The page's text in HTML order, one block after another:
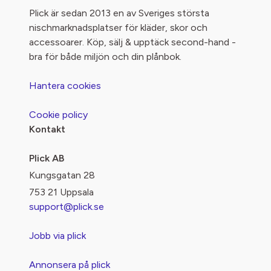
Plick är sedan 2013 en av Sveriges största
nischmarknadsplatser för kläder, skor och
accessoarer. Köp, sälj & upptäck second-hand -
bra för både miljön och din plånbok.
Hantera cookies
Cookie policy
Kontakt
Plick AB
Kungsgatan 28
753 21 Uppsala
support@plick.se
Jobb via plick
Annonsera på plick